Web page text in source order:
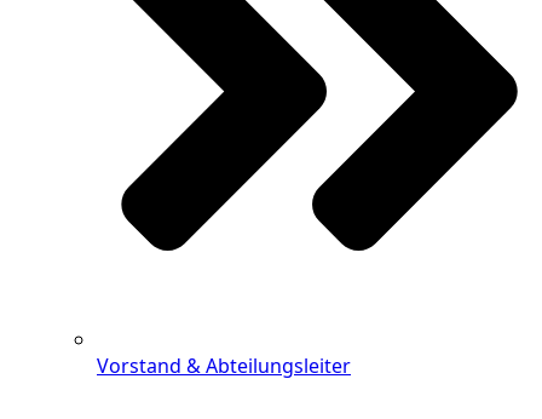
Vorstand & Abteilungsleiter